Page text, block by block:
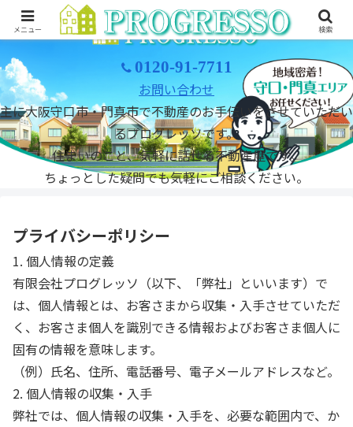
0120-91-7711
お問い合わせ
主に大阪守口市・門真市で不動産のお手伝いをさせていただい
るプログレッソです。
住まいのこと、気軽に話せる不動産屋です。
ちょっとした疑問でも気軽にご相談ください。
プライバシーポリシー
1. 個人情報の定義
有限会社プログレッソ（以下、「弊社」といいます）で
は、個人情報とは、お客さまから収集・入手させていただ
く、お客さま個人を識別できる情報およびお客さま個人に
固有の情報を意味します。
（例）氏名、住所、電話番号、電子メールアドレスなど。
2. 個人情報の収集・入手
弊社では、個人情報の収集・入手を、必要な範囲内で、か
メニュー 検索